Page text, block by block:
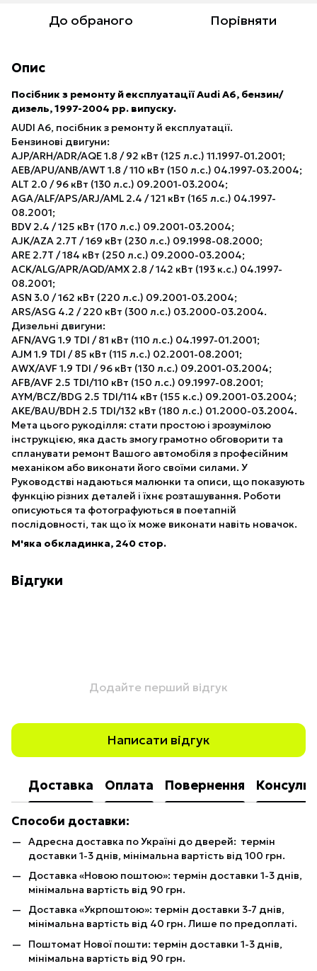
До обраного Порівняти
Опис
Посібник з ремонту й експлуатації Audi A6, бензин/
дизель, 1997-2004 рр. випуску.
AUDI A6, посібник з ремонту й експлуатації.
Бензинові двигуни:
AJP/ARH/ADR/AQE 1.8 / 92 кВт (125 л.с.) 11.1997-01.2001;
AEB/APU/ANB/AWT 1.8 / 110 кВт (150 л.с.) 04.1997-03.2004;
ALT 2.0 / 96 кВт (130 л.с.) 09.2001-03.2004;
AGA/ALF/APS/ARJ/AML 2.4 / 121 кВт (165 л.с.) 04.1997-
08.2001;
BDV 2.4 / 125 кВт (170 л.с.) 09.2001-03.2004;
AJK/AZA 2.7T / 169 кВт (230 л.с.) 09.1998-08.2000;
ARE 2.7T / 184 кВт (250 л.с.) 09.2000-03.2004;
ACK/ALG/APR/AQD/AMX 2.8 / 142 кВт (193 к.с.) 04.1997-
08.2001;
ASN 3.0 / 162 кВт (220 л.с.) 09.2001-03.2004;
ARS/ASG 4.2 / 220 кВт (300 л.с.) 03.2000-03.2004.
Дизельні двигуни:
AFN/AVG 1.9 TDI / 81 кВт (110 л.с.) 04.1997-01.2001;
AJM 1.9 TDI / 85 кВт (115 л.с.) 02.2001-08.2001;
AWX/AVF 1.9 TDI / 96 кВт (130 л.с.) 09.2001-03.2004;
AFB/AVF 2.5 TDI/110 кВт (150 л.с.) 09.1997-08.2001;
AYM/BCZ/BDG 2.5 TDI/114 кВт (155 к.с.) 09.2001-03.2004;
AKE/BAU/BDH 2.5 TDI/132 кВт (180 л.с.) 01.2000-03.2004.
Мета цього рукоділля: стати простою і зрозумілою
інструкцією, яка дасть змогу грамотно обговорити та
спланувати ремонт Вашого автомобіля з професійним
механіком або виконати його своїми силами. У
Руководстві надаються малюнки та описи, що показують
функцію різних деталей і їхнє розташування. Роботи
описуються та фотографуються в поетапній
послідовності, так що їх може виконати навіть новачок.
М'яка обкладинка, 240 стор.
Відгуки
Додайте перший відгук
Написати відгук
Доставка Оплата Повернення
Способи доставки:
Адресна доставка по Україні до дверей: термін
доставки 1-3 днів, мінімальна вартість від 100 грн.
Доставка «Новою поштою»: термін доставки 1-3 днів,
мінімальна вартість від 90 грн.
Доставка «Укрпоштою»: термін доставки 3-7 днів,
мінімальна вартість від 40 грн. Лише по предоплаті.
Поштомат Нової пошти: термін доставки 1-3 днів,
мінімальна вартість від 90 грн.